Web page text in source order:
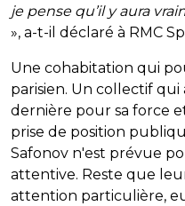
je pense qu’il y aura
», a-t-il déclaré à RMC
Une cohabitation qui
parisien. Un collectif qui
dernière pour sa force
prise de position
Safonov n'est prévue
attentive. Reste que
attention particulière,